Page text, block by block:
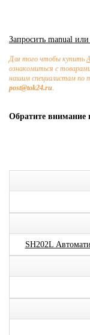
Запросить manual
Для того чтобы купить
ознакомиться с
нашим специалистам по
post@tok24.ru.
Обратите внимание
SH202L